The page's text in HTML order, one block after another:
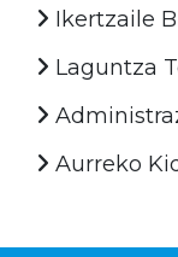
Ikertzaile
Laguntza
Aurreko